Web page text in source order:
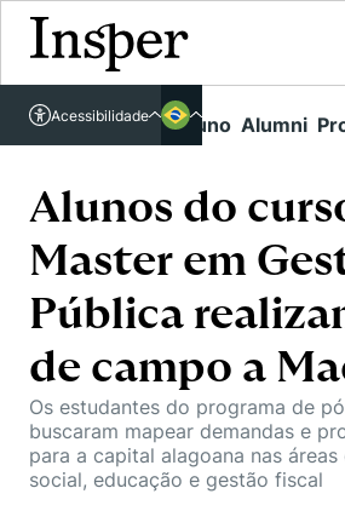
Links rápidos Aluno Alumni
Acessibilidade
Acessível em libras
Vestibular
Graduação
Pós-Graduação
Educação Executiva
Busca por Áreas de Conhecimento
Quem Somos
O Insper
Campus
Internacional
Student Life
Núcleo de Carreiras
Comunidade Transforme
Missão
Projetos Sociais
Lista de doadores
Pesquisa
Pesquisa no Insper
Centros de Conhecimento
Cátedras
Conteúdos
Carreiras e Cursos
Eventos
Unidades Acadêmicas
Corpo Docente
Alunos do
Master em
Pública
de campo a
Os estudantes do programa de
buscaram mapear demandas e
para a capital alagoana nas áreas
social, educação e gestão fiscal